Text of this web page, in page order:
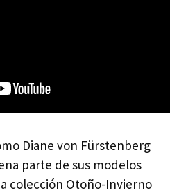
Diane von Fürstenberg
parte de sus modelos
colección Otoño-Invierno